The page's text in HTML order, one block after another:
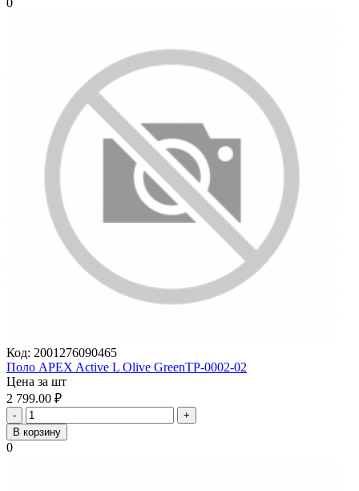
Код: 2001276090465
Поло APEX Active L Olive GreenTP-0002-02
Цена за шт
2 799.00 ₽
-
+
В корзину
0